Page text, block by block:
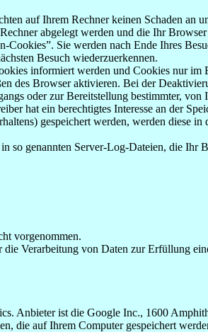
auf Ihrem Rechner keinen Schaden
abgelegt werden und die Ihr Browser
Cookies”. Sie werden nach Ende Ihres
Besuch wiederzuerkennen.
informiert werden und Cookies nur
des Browser aktivieren. Bei der
oder zur Bereitstellung bestimmter,
hat ein berechtigtes Interesse an der
gespeichert werden, werden diese in
so genannten Server-Log-Dateien, die Ihr
vorgenommen.
Verarbeitung von Daten zur Erfüllung
Anbieter ist die Google Inc., 1600
die auf Ihrem Computer gespeichert